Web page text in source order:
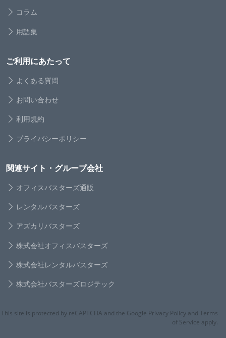
コラム
用語集
ご利用にあたって
よくある質問
お問い合わせ
利用規約
プライバシーポリシー
関連サイト・グループ会社
オフィスバスターズ通販
レンタルバスターズ
アズカリバスターズ
株式会社オフィスバスターズ
株式会社レンタルバスターズ
株式会社バスターズロジテック
This site is protected by reCAPTCHA and the Google Privacy Policy and Terms
of Service apply.